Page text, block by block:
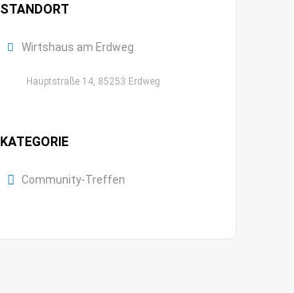
STANDORT
Wirtshaus am Erdweg
Hauptstraße 14, 85253 Erdweg
KATEGORIE
Community-Treffen